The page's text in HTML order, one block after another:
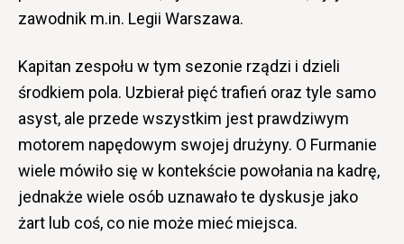
zawodnik m.in. Legii Warszawa.
Kapitan zespołu w tym sezonie rządzi i dzieli
środkiem pola. Uzbierał pięć trafień oraz tyle samo
asyst, ale przede wszystkim jest prawdziwym
motorem napędowym swojej drużyny. O Furmanie
wiele mówiło się w kontekście powołania na kadrę,
jednakże wiele osób uznawało te dyskusje jako
żart lub coś, co nie może mieć miejsca.